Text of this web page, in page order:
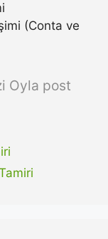
(Conta ve
Oyla post